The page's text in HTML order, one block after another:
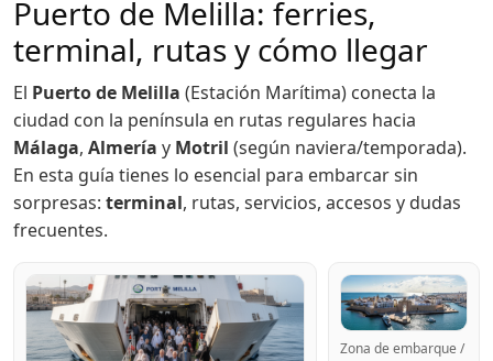
Puerto de Melilla: ferries,
terminal, rutas y cómo llegar
El Puerto de Melilla (Estación Marítima) conecta la
ciudad con la península en rutas regulares hacia
Málaga, Almería y Motril (según naviera/temporada).
En esta guía tienes lo esencial para embarcar sin
sorpresas: terminal, rutas, servicios, accesos y dudas
frecuentes.
Zona de embarque /